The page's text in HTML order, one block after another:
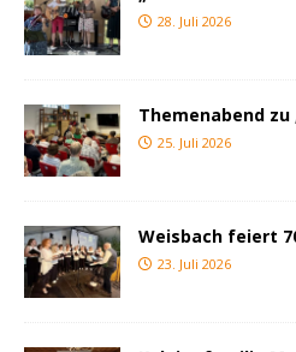
28. Juli 2026
Themenabend zu
25. Juli 2026
Weisbach feiert
23. Juli 2026